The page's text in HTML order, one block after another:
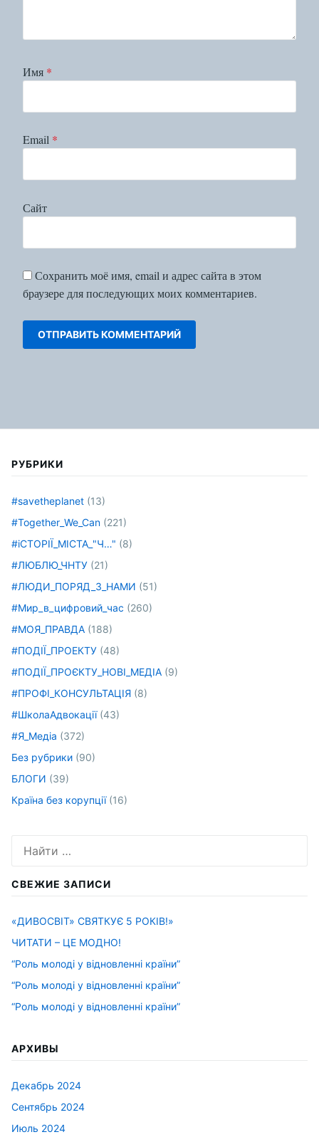
Имя *
Email *
Сайт
Сохранить моё имя, email и адрес сайта в этом
браузере для последующих моих комментариев.
РУБРИКИ
#savetheplanet (13)
#Together_We_Can (221)
#іСТОРІЇ_МІСТА_"Ч…" (8)
#ЛЮБЛЮ_ЧНТУ (21)
#ЛЮДИ_ПОРЯД_З_НАМИ (51)
#Мир_в_цифровий_час (260)
#МОЯ_ПРАВДА (188)
#ПОДІЇ_ПРОЕКТУ (48)
#ПОДІЇ_ПРОЄКТУ_НОВІ_МЕДІА (9)
#ПРОФІ_КОНСУЛЬТАЦІЯ (8)
#ШколаАдвокації(43)
#Я_Медіа (372)
Без рубрики (90)
БЛОГИ (39)
Країна без корупції(16)
СВЕЖИЕ ЗАПИСИ
«ДИВОСВІТ» СВЯТКУЄ 5 РОКІВ!»
ЧИТАТИ – ЦЕ МОДНО!
“Роль молоді у відновленні країни”
“Роль молоді у відновленні країни”
“Роль молоді у відновленні країни”
АРХИВЫ
Декабрь 2024
Сентябрь 2024
Июль 2024